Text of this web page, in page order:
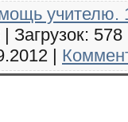
учителю.
| Загрузок:
|